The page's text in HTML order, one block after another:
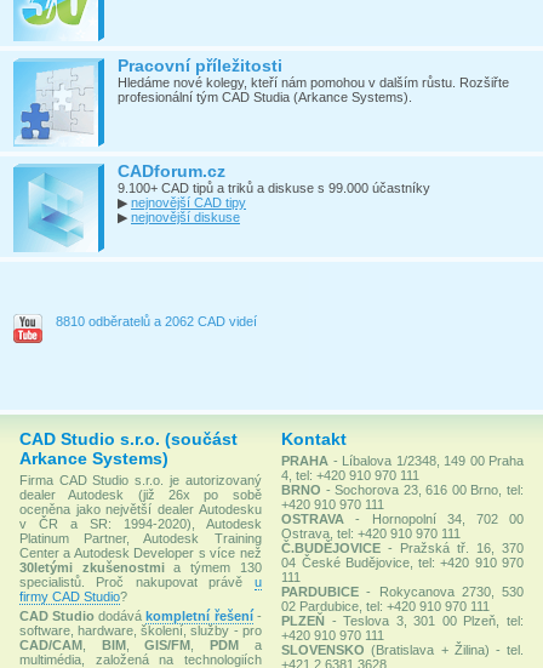
Pracovní příležitosti
Hledáme nové kolegy, kteří nám pomohou v dalším růstu. Rozšiřte
profesionální tým CAD Studia (Arkance Systems).
CADforum.cz
9.100+ CAD tipů a triků a diskuse s 99.000 účastníky
▶ nejnovější CAD tipy
▶ nejnovější diskuse
8810 odběratelů a 2062 CAD videí
CAD Studio s.r.o. (součást
Arkance Systems)
Firma CAD Studio s.r.o. je autorizovaný
dealer Autodesk (již 26x po sobě
oceněna jako největší dealer Autodesku
v ČR a SR: 1994-2020), Autodesk
Platinum Partner, Autodesk Training
Center a Autodesk Developer s více než
30letými zkušenostmia týmem 130
specialistů. Proč nakupovat právě u
firmy CAD Studio?
CAD Studio dodávákompletní řešení-
software, hardware, školení, služby - pro
CAD/CAM
BIM,GIS/FM ,PDM a
multimédia, založená na technologiích
Kontakt
PRAHA - Líbalova 1/2348, 149 00 Praha
4, tel: +420 910 970 111
BRNO - Sochorova 23, 616 00 Brno, tel:
+420 910 970 111
OSTRAVA
- Hornopolní 34, 702 00
Ostrava, tel: +420 910 970 111
Č.BUDĚJOVICE - Pražská tř. 16, 370
04 České Budějovice, tel: +420 910 970
111
PARDUBICE - Rokycanova 2730, 530
02 Pardubice, tel: +420 910 970 111
PLZEŇ - Teslova 3, 301 00 Plzeň, tel:
+420 910 970 111
SLOVENSKO (Bratislava + Žilina) - tel.
+421 2 6381 3628